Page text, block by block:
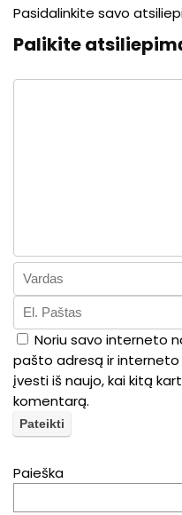
Pasidalinkite savo
Palikite
Noriu savo interneto
pašto adresą ir
įvesti iš naujo, kai kitą
komentarą.
Paieška